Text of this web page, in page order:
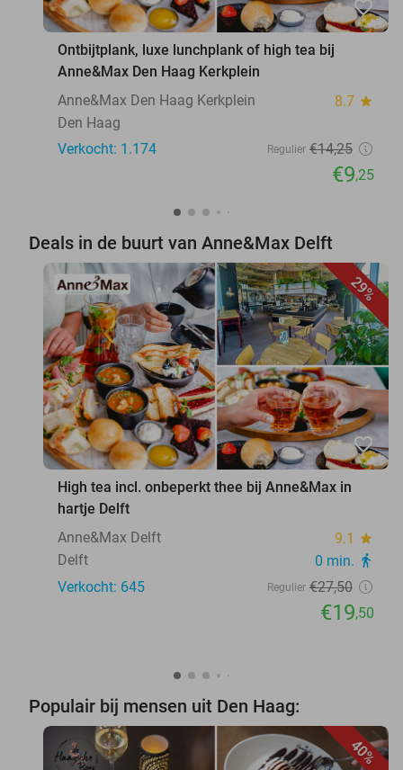
favorite_border
Ontbijtplank, luxe lunchplank of high tea bij
Anne&Max Den Haag Kerkplein
Anne&Max Den Haag Kerkplein
8.7 star
Den Haag
Verkocht: 1.174
Regulier €14,25
€9,25
Deals in de buurt van Anne&Max Delft
29%
favorite_border
High tea incl. onbeperkt thee bij Anne&Max in
hartje Delft
Anne&Max Delft
9.1 star
Delft 0 min. directions_walk
Verkocht: 645 Regulier €27,50
€19,50
Populair bij mensen uit Den Haag:
40%